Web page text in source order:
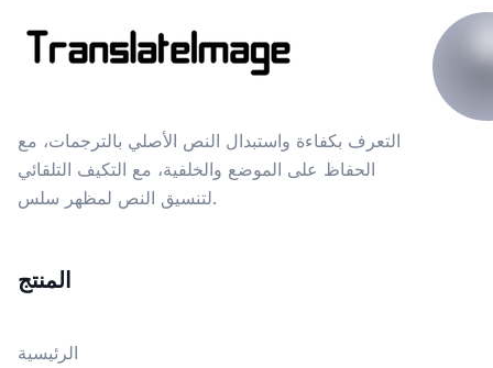
التعرف بكفاءة واستبدال النص الأصلي بالترجمات، مع
الحفاظ على الموضع والخلفية، مع التكيف التلقائي
لتنسيق النص لمظهر سلس.
المنتج
الرئيسية